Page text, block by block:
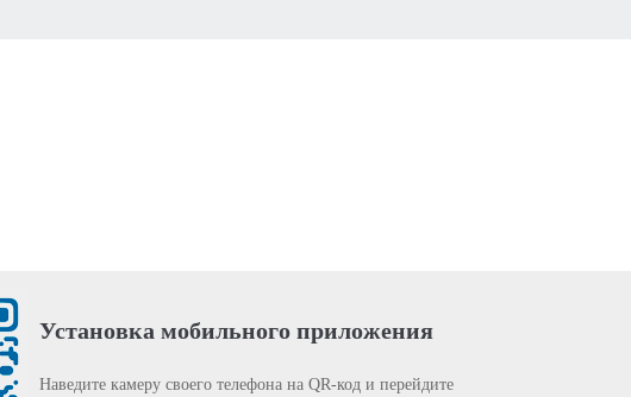
Установка мобильного приложения
Наведите камеру своего телефона на QR-код и перейдите